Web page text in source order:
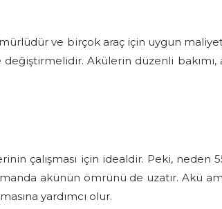
ve birçok araç için uygun
Akülerin düzenli bakımı,
çalışması için idealdir. Peki, neden
akünün ömrünü de uzatır. Akü
yardımcı olur.